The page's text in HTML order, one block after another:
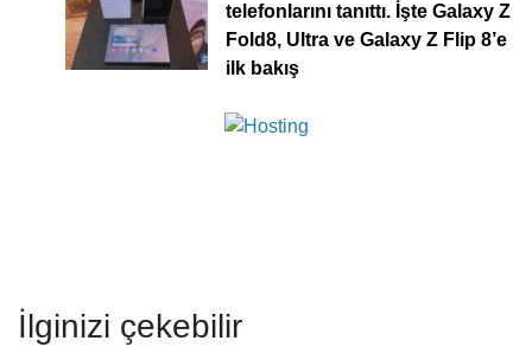
telefonlarını tanıttı. İşte Galaxy Z
Fold8, Ultra ve Galaxy Z Flip 8’e
ilk bakış
İlginizi çekebilir